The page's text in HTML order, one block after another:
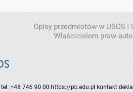
Opisy przedmiotów w USOS
Właścicielem praw
tel: +48 746 90 00 https://pb.edu.pl kontakt